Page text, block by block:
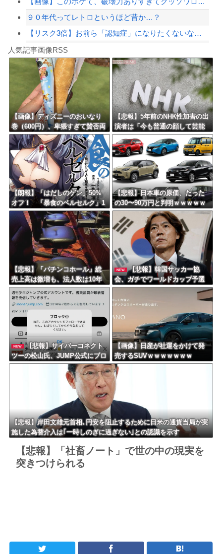
Powered by livedoor 相互RSS
９０年代ってレトロというほど昔か…？
【リスク3倍】お前ら「認知症」になりたくないなら酒をやめろ
白石「あ、あきら様……？」あきら「……白石」
8/4のニュース
日本旅行キャンセルすべきか…1万年ぶり史上最大級の火山の兆し＝韓国の反応
更新中止のお知らせ
海外「おめでとうタキ！」リヴァプール南野がバースデーゴール！！
Powered by livedoor 相互RSS
人気記事画像RSS
【画像】ディズニーのおいなり
巻（600円）、卑猥すぎて賛否両
論ｗｗｗｗｗｗｗｗｗ
【悲報】5年前のNHK性加害の出
演者は「今も普通の顔して芸能
活動してる」ネット「受信料を
取るくらいなら詳細を伝えよ」
【朗報】「はだしのゲン」50%
オフ！ 「暴食のベルセルク」1
4巻無料ｗｗｗｗｗｗ
【悲報】日本車の原価、たった
の30〜90万円と判明ｗｗｗｗｗ
ｗｗｗｗｗｗ
【悲報】「パチンコホール」総
売上高は微増も、法人数は10年
間で半減 黒字企業割合は5年ぶ
りに7割超え
NEW
【悲報】韓国サッカー協
会、ガチでワールドカップ予選
での審判への性接待がバレ大炎
上大騒ぎにｗｗｗｗｗｗｗｗ
NEW
【悲報】サイバーコネクト
ツーの松山氏、JUMP公式にブロ
ックされるｗｗｗｗｗｗｗｗｗ
【画像】日産が社運をかけて発
売するSUVｗｗｗｗｗｗｗ
【悲報】岸田文雄元首相､円安を阻止するために日米の通貨当局が実
施した為替介入は｢一時しのぎに過ぎない｣との認識を示す
【悲報】「社畜ノート」で世の中の現実を
突きつけられる